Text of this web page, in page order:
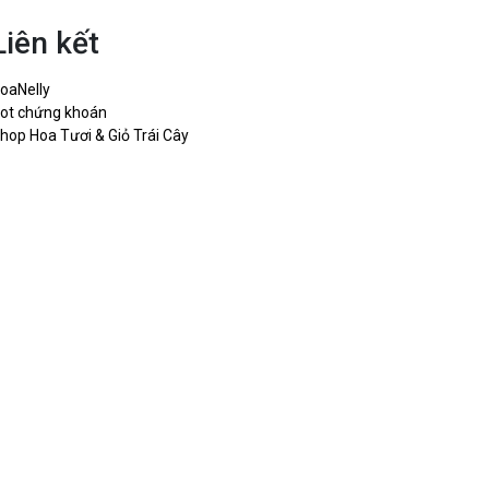
kết
chứng khoán
Hoa Tươi & Giỏ Trái Cây